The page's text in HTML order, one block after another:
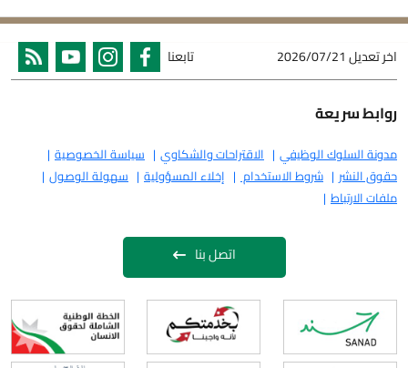
اخر تعديل2026/07/21 تابعنا
روابط سريعة
مدونة السلوك الوظيفي الاقتراحات والشكاوي
سياسة الخصوصية
حقوق النشر
شروط الاستخدام إخلاء المسؤولية
سهولة الوصول
ملفات الارتباط
اتصل بنا